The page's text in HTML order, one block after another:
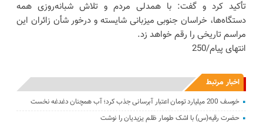
تأکید کرد و گفت: با همدلی مردم و تلاش شبانه‌روزی همه
دستگاه‌ها، خراسان جنوبی میزبانی شایسته و درخور شأن زائران این
مراسم تاریخی را رقم خواهد زد.
انتهای پیام/250
اخبار مرتبط
خوسف 200 میلیارد تومان اعتبار آبرسانی جذب کرد؛ آب همچنان دغدغه نخست
حضرت رقیه(س) با اشک طومار ظلم یزیدیان را نوشت